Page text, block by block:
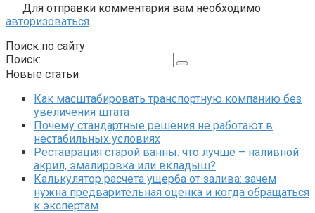
Для отправки комментария вам необходимо
авторизоваться.
Поиск по сайту
Поиск:
Новые статьи
Как масштабировать транспортную компанию без
увеличения штата
Почему стандартные решения не работают в
нестабильных условиях
Реставрация старой ванны: что лучше – наливной
акрил, эмалировка или вкладыш?
Калькулятор расчета ущерба от залива: зачем
нужна предварительная оценка и когда обращаться
к экспертам